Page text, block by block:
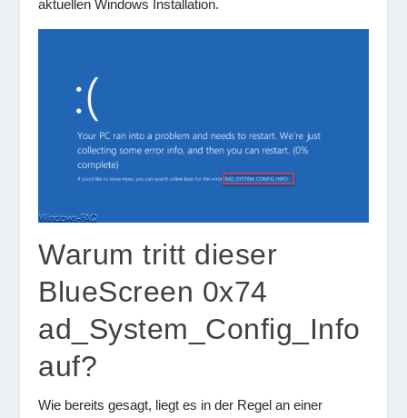
aktuellen Windows Installation.
Warum tritt dieser
BlueScreen 0x74
ad_System_Config_Info
auf?
Wie bereits gesagt, liegt es in der Regel an einer